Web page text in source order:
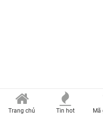
Trang chủ Tin hot Mã